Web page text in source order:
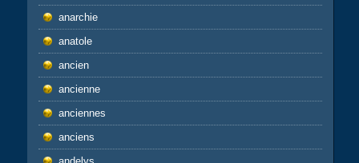
anarchie
anatole
ancien
ancienne
anciennes
anciens